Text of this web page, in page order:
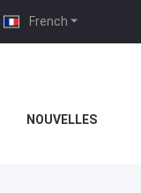
French
NOUVELLES